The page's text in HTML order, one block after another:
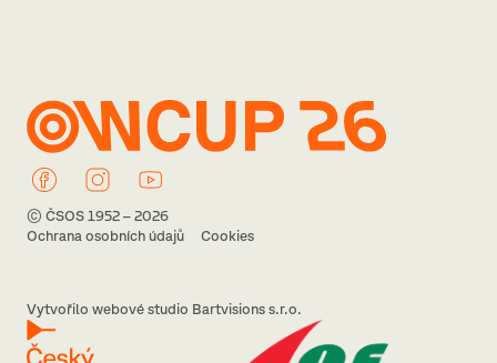
© ČSOS 1952 – 2026
Ochrana osobních údajů
Cookies
Vytvořilo webové studio Bartvisions s.r.o.